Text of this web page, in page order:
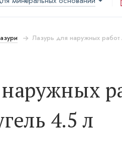
Корзина
Лазурь для наружных работ
4.5 л